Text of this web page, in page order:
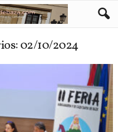
02/10/2024